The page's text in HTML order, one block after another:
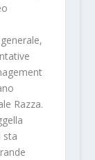
Razza.
sta